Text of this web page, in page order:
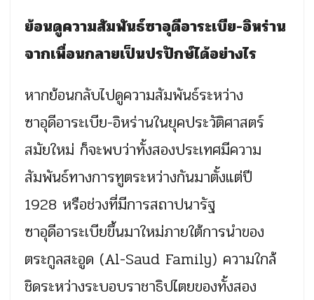
ย้อนดูความสัมพันธ์ซาอุดีอาระเบีย-อิหร่าน
จากเพื่อนกลายเป็นปรปักษ์ได้อย่างไร
หากย้อนกลับไปดูความสัมพันธ์ระหว่าง
ซาอุดีอาระเบีย-อิหร่านในยุคประวัติศาสตร์
สมัยใหม่ ก็จะพบว่าทั้งสองประเทศมีความ
สัมพันธ์ทางการทูตระหว่างกันมาตั้งแต่ปี
1928 หรือช่วงที่มีการสถาปนารัฐ
ซาอุดีอาระเบียขึ้นมาใหม่ภายใต้การนำของ
ตระกูลสะอูด (Al-Saud Family) ความใกล้
ชิดระหว่างระบอบราชาธิปไตยของทั้งสอง